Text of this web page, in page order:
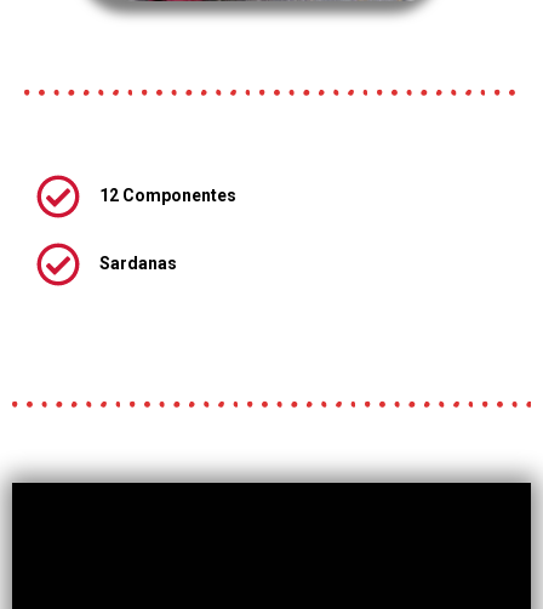
12 Componentes
Sardanas